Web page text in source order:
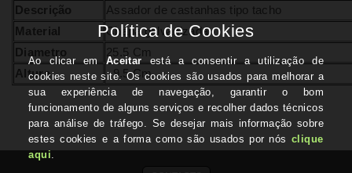
Descrição
Assador de castanhas tipo tacho
Material
Chapa galvanizada
Diametro
25.5 Cm
Altura
9.5 Cm